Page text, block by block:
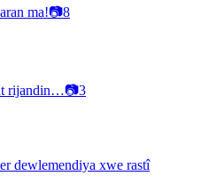
ma!📷8
rijandin…📷3
dewlemendiya xwe rastî